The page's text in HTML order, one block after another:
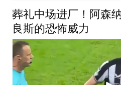
葬礼中场进厂！阿森
良斯的恐怖威力